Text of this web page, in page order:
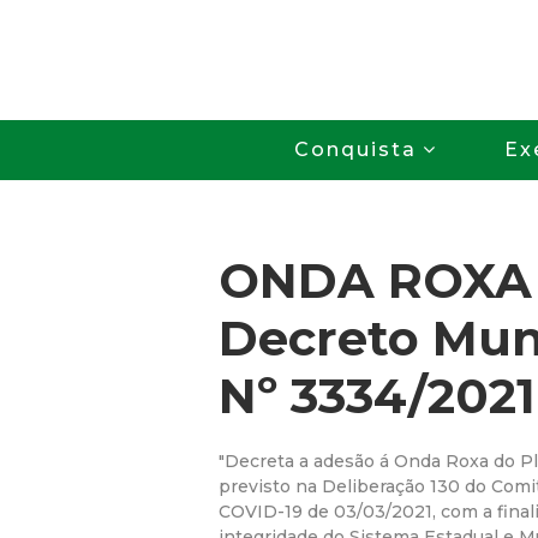
Conquista
ONDA
Decreto
Nº 3334/2021
"Decreta a adesão á Onda Roxa do
previsto na Deliberação 130 do
COVID-19 de 03/03/2021, com a